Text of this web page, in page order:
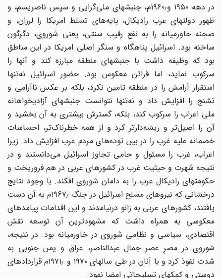
در دهه ۱۹۵۰ و۱۹۶۰٫م، جنبشهای ملی‌گرایی و سپس ناصریسم، و
ظهور دولتهای عرب رادیکال، پایه‌های تسلط امریکا را لرزان، و
صحنه خاورمیانه را به نفع رقیب سنتی، یعنی شوروی، دگرگون
ساخته بود. اسرائیل پناهگاه و سنگر اصلی امریکا در این مناطق
بود که وظیفه داشت با جنبشهای منطقه مبارزه کند و آنها را
سرکوب نماید، اما قرائن معکوس بود. حضور اسرائیل نه‌تنها
استقرار آرامش را در منطقه تامین نکرد، بلکه بر عکس ناآرامی و
تشنج را افزایش داد و نه‌تنها نتوانست جنبشهای آزادیخواهانه
ملی اعراب را سرکوب کند، بلکه، گسترش بیشتری به آن بخشید و
آن را اصیل‌تر و ریشه‌دارتر کرد و از همه خطرناک‌تر، احساسات
خصمانه علیه غرب را در بین توده‌های مردم عرب افزایش داد. زیرا
اعراب، غرب را مسئول و حامی تجاوز اسرائیل می‌دانستند و در
نتیجه شهرت و حیثیت غرب در کشورهای عربی در هم فروریخت و
حکومتهای رادیکال عرب را به دامان شوروی افکند. با وجود نتایج
درخشانی که نیروهای مسلح اسرائیل در جنگ ۱۹۶۷٫م به آن دست
یافتند، کشورهای عربی به زانو درنیامدند و این اقدامات پیامدهای
معکوسی به همراه داشت که مشهودترین آن توسعه نقش
اقتصادی، سیاسی و نظامی شوروی در خاورمیانه بود. در نتیجه،
شوروی در مصرِ عصر جمال عبدالناصر، عراق و یمن جنوبی به
شدت نفوذ کرد و با آنان در طی سالهای ۱۹۷۰ و ۱۹۷۱٫م قراردادهای
دوستی و کمکهای تسلیحاتی امضا نمود.